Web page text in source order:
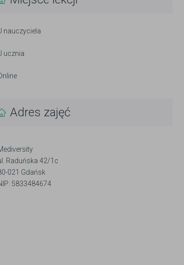
nauczyciela
ucznia
Adres zajęć
Raduńska 42/1c
021 Gdańsk
5833484674